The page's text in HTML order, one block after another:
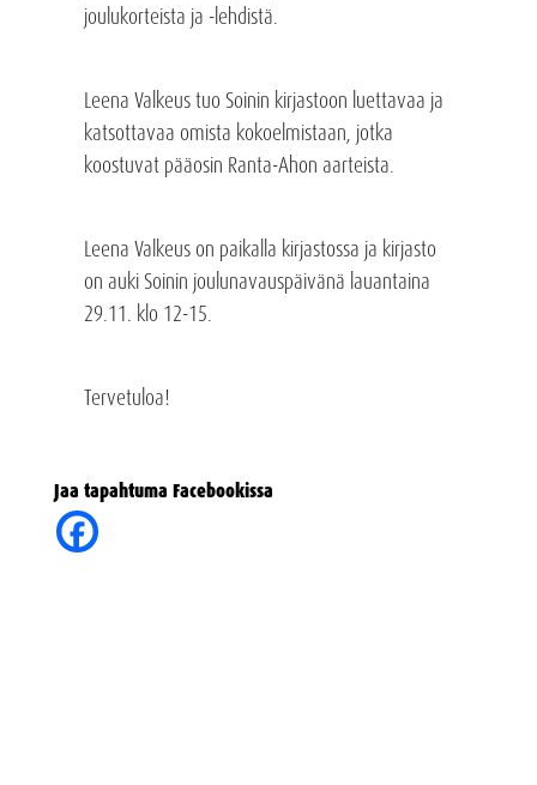
joulukorteista ja -lehdistä.
Leena Valkeus tuo Soinin kirjastoon luettavaa ja
katsottavaa omista kokoelmistaan, jotka
koostuvat pääosin Ranta-Ahon aarteista.
Leena Valkeus on paikalla kirjastossa ja kirjasto
on auki Soinin joulunavauspäivänä lauantaina
29.11. klo 12-15.
Tervetuloa!
Jaa tapahtuma Facebookissa